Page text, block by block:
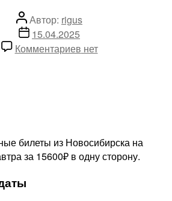
Автор
записи
Автор: rigus
Дата
записи
15.04.2025
Комментариевк
Шри-
Ланку
нет
билеты из Новосибирска на
за 15600₽ в одну сторону.